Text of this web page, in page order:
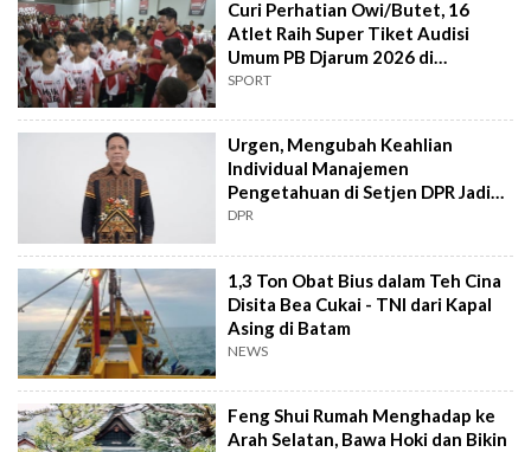
Curi Perhatian Owi/Butet, 16
Atlet Raih Super Tiket Audisi
Umum PB Djarum 2026 di
Makassar
SPORT
Urgen, Mengubah Keahlian
Individual Manajemen
Pengetahuan di Setjen DPR Jadi
Kekuatan Institusional
DPR
1,3 Ton Obat Bius dalam Teh Cina
Disita Bea Cukai - TNI dari Kapal
Asing di Batam
NEWS
Feng Shui Rumah Menghadap ke
Arah Selatan, Bawa Hoki dan Bikin